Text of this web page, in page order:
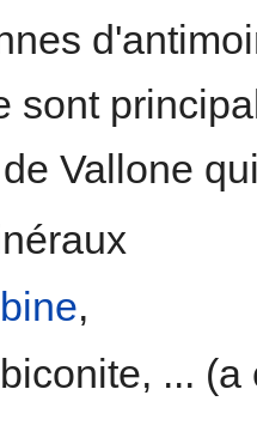
sont
Vallone
,
... (a